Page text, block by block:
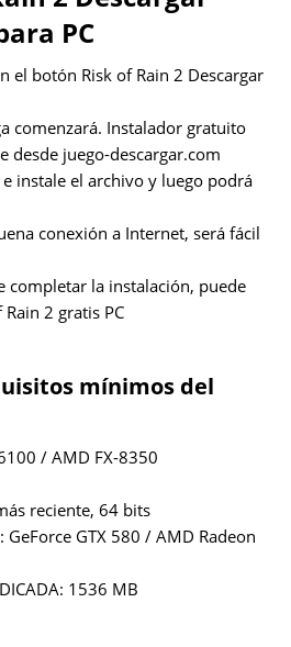
PC
el botón Risk of Rain 2 Descargar
comenzará. Instalador gratuito
desde juego-descargar.com
e instale el archivo y luego podrá
conexión a Internet, será fácil
completar la instalación, puede
2 gratis PC
mínimos del
/ AMD FX-8350
reciente, 64 bits
GeForce GTX 580 / AMD Radeon
1536 MB